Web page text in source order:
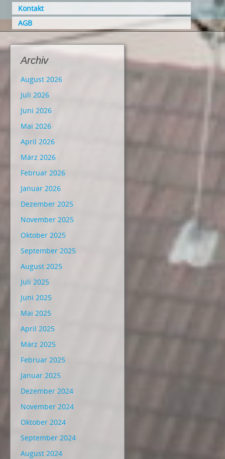
Kontakt
AGB
Archiv
August 2026
Juli 2026
Juni 2026
Mai 2026
April 2026
März 2026
Februar 2026
Januar 2026
Dezember 2025
November 2025
Oktober 2025
September 2025
August 2025
Juli 2025
Juni 2025
Mai 2025
April 2025
März 2025
Februar 2025
Januar 2025
Dezember 2024
November 2024
Oktober 2024
September 2024
August 2024